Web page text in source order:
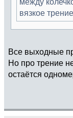
вязкое трение
Все выходные
Но про трение
остаётся